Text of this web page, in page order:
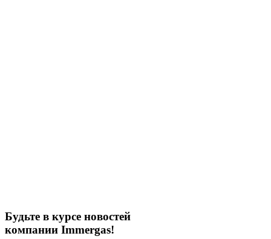
Будьте в курсе новостей
компании Immergas!